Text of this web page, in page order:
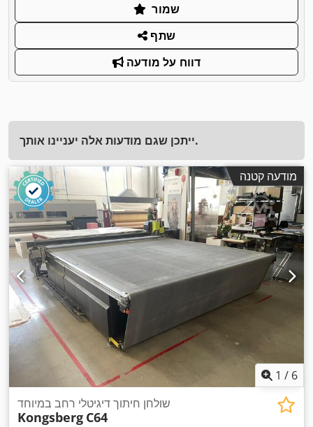
שמור
שתף
דווח על מודעה
ייתכן שגם מודעות אלה יעניינו אותך.
מודעה קטנה
1 / 6
שולחן חיתוך דיגיטלי רחב במיוחד
Kongsberg C64